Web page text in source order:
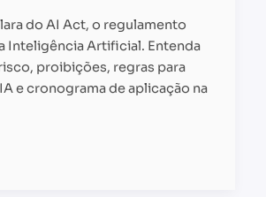
do AI Act, o regulamento
Inteligência Artificial. Entenda
proibições, regras para
e cronograma de aplicação na